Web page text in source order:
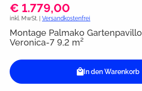
€ 1.779,00
inkl. MwSt. | Versandkostenfrei
Montage Palmako
Veronica-7 9,2 m²
In den Warenkorb